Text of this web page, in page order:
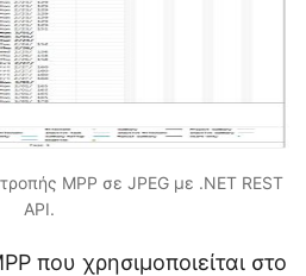
MPP σε JPEG με .NET REST
API.
που χρησιμοποιείται στο